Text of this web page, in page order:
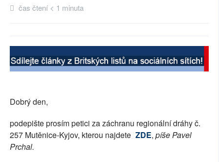
NEJČTENĚJŠÍ ZA 7 DNÍ
SOCIÁLNÍ SÍTĚ
PLNÁ VERZE STRÁNEK
čas čtení < 1 minuta
Dobrý den,
podepište prosím petici za záchranu regionální dráhy č.
257 Mutěnice-Kyjov, kterou najdete ZDE, píše Pavel
Prchal.